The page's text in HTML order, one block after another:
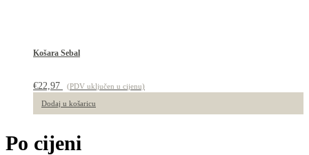
Košara Sebal
€22,97 (PDV uključen u cijenu)
Dodaj u košaricu
Po cijeni